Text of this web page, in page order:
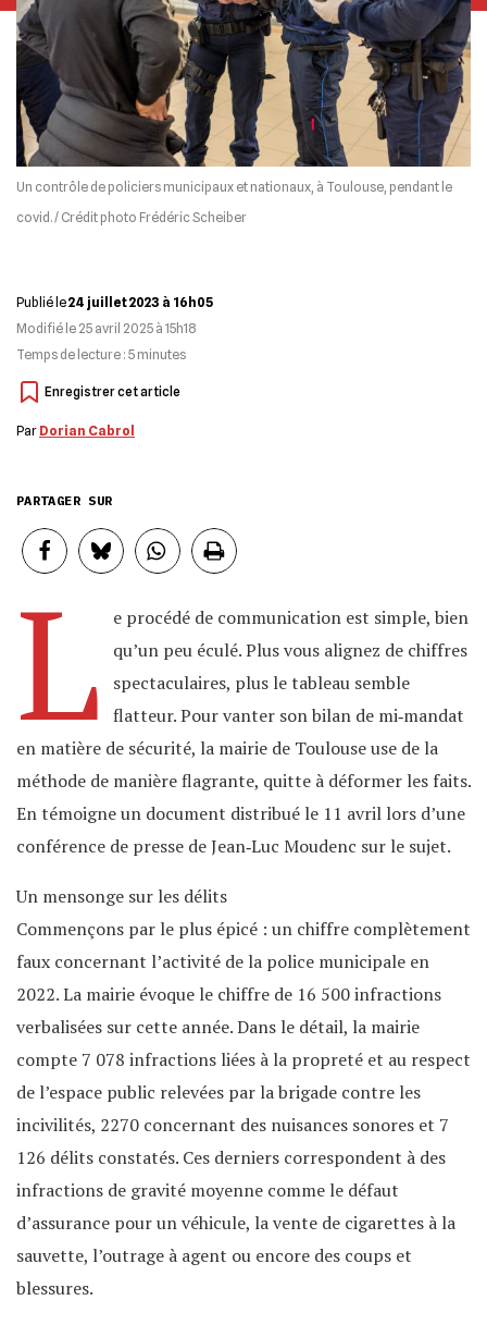
Un contrôle de policiers municipaux et nationaux, à Toulouse, pendant le
covid. / Crédit photo Frédéric Scheiber
L
e procédé de communication est simple, bien
qu’un peu éculé. Plus vous alignez de chiffres
spectaculaires, plus le tableau semble
flatteur. Pour vanter son bilan de mi‐mandat
en matière de sécurité, la mairie de Toulouse use de la
méthode de manière flagrante, quitte à déformer les faits.
En témoigne un document distribué le 11 avril lors d’une
conférence de presse de Jean‐Luc Moudenc sur le sujet.
Un mensonge sur les délits
Commençons par le plus épicé : un chiffre complètement
faux concernant l’activité de la police municipale en
2022. La mairie évoque le chiffre de 16 500 infractions
verbalisées sur cette année. Dans le détail, la mairie
compte 7 078 infractions liées à la propreté et au respect
de l’espace public relevées par la brigade contre les
incivilités, 2270 concernant des nuisances sonores et 7
126 délits constatés. Ces derniers correspondent à des
infractions de gravité moyenne comme le défaut
d’assurance pour un véhicule, la vente de cigarettes à la
sauvette, l’outrage à agent ou encore des coups et
blessures.
Publié le24 juillet 2023 à 16h05
Modifié le25 avril 2025 à 15h18
Temps de lecture : 5 minutes
Par Dorian Cabrol
PARTAGER SUR